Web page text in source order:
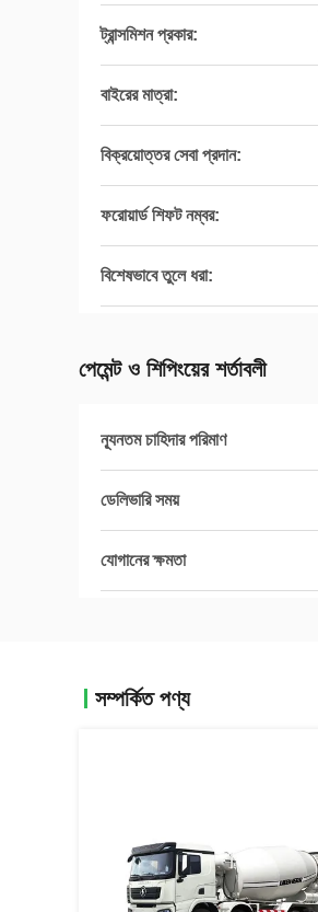
ট্রান্সমিশন প্রকার:
বাইরের মাত্রা:
বিক্রয়োত্তর সেবা প্রদান:
ফরোয়ার্ড শিফট নম্বর:
বিশেষভাবে তুলে ধরা:
পেমেন্ট ও শিপিংয়ের শর্তাবলী
ন্যূনতম চাহিদার পরিমাণ
ডেলিভারি সময়
যোগানের ক্ষমতা
সম্পর্কিত পণ্য